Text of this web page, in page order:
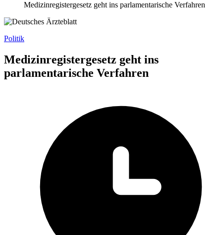
Medizinregistergesetz geht ins parlamentarische Verfahren
Politik
Medizinregistergesetz geht ins
parlamentarische Verfahren